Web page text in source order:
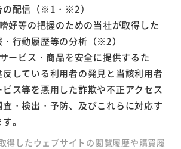
の配信（※1・※2）
好等の把握のための当社が取得した
行動履歴等の分析（※2）
ービス・商品を安全に提供するた
している利用者の発見と当該利用者
ス等を悪用した詐欺や不正アクセス
・検出・予防、及びこれらに対応す
。
したウェブサイトの閲覧履歴や購買履